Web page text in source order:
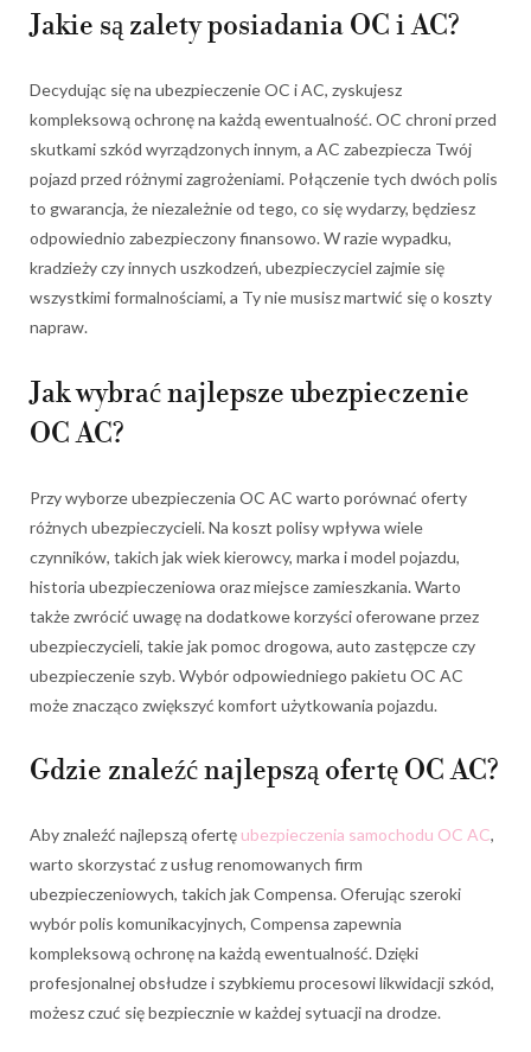
Jakie są zalety posiadania OC i AC?
Decydując się na ubezpieczenie OC i AC, zyskujesz
kompleksową ochronę na każdą ewentualność. OC chroni przed
skutkami szkód wyrządzonych innym, a AC zabezpiecza Twój
pojazd przed różnymi zagrożeniami. Połączenie tych dwóch polis
to gwarancja, że niezależnie od tego, co się wydarzy, będziesz
odpowiednio zabezpieczony finansowo. W razie wypadku,
kradzieży czy innych uszkodzeń, ubezpieczyciel zajmie się
wszystkimi formalnościami, a Ty nie musisz martwić się o koszty
napraw.
Jak wybrać najlepsze ubezpieczenie
OC AC?
Przy wyborze ubezpieczenia OC AC warto porównać oferty
różnych ubezpieczycieli. Na koszt polisy wpływa wiele
czynników, takich jak wiek kierowcy, marka i model pojazdu,
historia ubezpieczeniowa oraz miejsce zamieszkania. Warto
także zwrócić uwagę na dodatkowe korzyści oferowane przez
ubezpieczycieli, takie jak pomoc drogowa, auto zastępcze czy
ubezpieczenie szyb. Wybór odpowiedniego pakietu OC AC
może znacząco zwiększyć komfort użytkowania pojazdu.
Gdzie znaleźć najlepszą ofertę OC AC?
Aby znaleźć najlepszą ofertę ubezpieczenia samochodu OC AC,
warto skorzystać z usług renomowanych firm
ubezpieczeniowych, takich jak Compensa. Oferując szeroki
wybór polis komunikacyjnych, Compensa zapewnia
kompleksową ochronę na każdą ewentualność. Dzięki
profesjonalnej obsłudze i szybkiemu procesowi likwidacji szkód,
możesz czuć się bezpiecznie w każdej sytuacji na drodze.